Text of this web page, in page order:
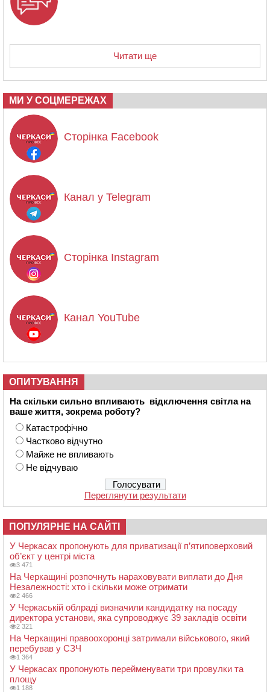
Читати ще
МИ У СОЦМЕРЕЖАХ
Сторінка Facebook
Канал у Telegram
Сторінка Instagram
Канал YouTube
ОПИТУВАННЯ
На скільки сильно впливають відключення світла на
ваше життя, зокрема роботу?
Катастрофічно
Частково відчутно
Майже не впливають
Не відчуваю
Переглянути результати
ПОПУЛЯРНЕ НА САЙТІ
У Черкасах пропонують для приватизації п’ятиповерховий
об’єкт у центрі міста
3 471
На Черкащині розпочнуть нараховувати виплати до Дня
Незалежності: хто і скільки може отримати
2 466
У Черкаській облраді визначили кандидатку на посаду
директора установи, яка супроводжує 39 закладів освіти
2 321
На Черкащині правоохоронці затримали військового, який
перебував у СЗЧ
1 364
У Черкасах пропонують перейменувати три провулки та
площу
1 188